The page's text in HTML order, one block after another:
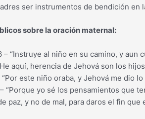
ser instrumentos de bendición en
sobre la oración maternal:
– “Instruye al niño en su camino, y aun
aquí, herencia de Jehová son los
“Por este niño oraba, y Jehová me dio lo
“Porque yo sé los pensamientos que
paz, y no de mal, para daros el fin que